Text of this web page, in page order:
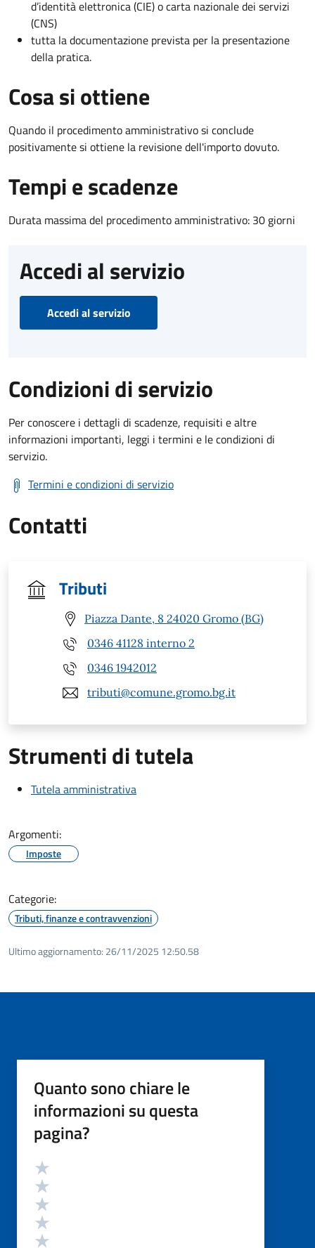
d’identità elettronica (CIE) o carta nazionale dei servizi
(CNS)
tutta la documentazione prevista per la presentazione
della pratica.
Cosa si ottiene
Quando il procedimento amministrativo si conclude
positivamente si ottiene la revisione dell'importo dovuto.
Tempi e scadenze
Durata massima del procedimento amministrativo: 30 giorni
Accedi al servizio
Accedi al servizio
Condizioni di servizio
Per conoscere i dettagli di scadenze, requisiti e altre
informazioni importanti, leggi i termini e le condizioni di
servizio.
Termini e condizioni di servizio
Contatti
Tributi
Piazza Dante, 8 24020 Gromo (BG)
0346 41128 interno 2
0346 1942012
tributi@comune.gromo.bg.it
Strumenti di tutela
Tutela amministrativa
Argomenti:
Imposte
Categorie:
Tributi, finanze e contravvenzioni
Ultimo aggiornamento: 26/11/2025 12:50.58
Quanto sono chiare le
informazioni su questa
pagina?
Valutazione